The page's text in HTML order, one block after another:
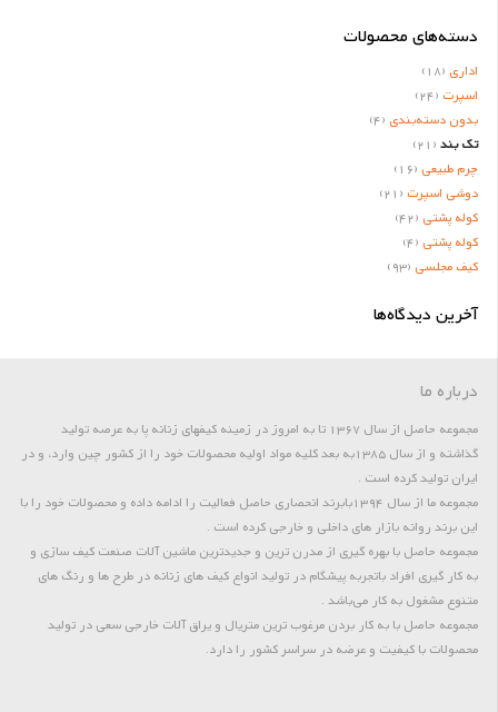
دسته‌های محصولات
اداری (18)
اسپرت (24)
بدون دسته‌بندی (4)
تک بند (21)
چرم طبیعی (16)
دوشی اسپرت (21)
کوله پشتی (42)
کوله پشتی (4)
کیف مجلسی (93)
آخرین دیدگاه‌ها
درباره ما
مجموعه حاصل از سال 1367 تا به امروز در زمینه کیفهای زنانه پا به عرصه تولید
گذاشته و از سال 1385به بعد کلیه مواد اولیه محصولات خود را از کشور چین وارد، و در
ایران تولید کرده است .
مجموعه ما از سال 1394بابرند انحصاری حاصل فعالیت را ادامه داده و محصولات خود را با
این برند روانه بازار های داخلی و خارجی کرده است .
مجموعه حاصل با بهره گیری از مدرن ترین و جدیدترین ماشین آلات صنعت کیف سازی و
به کار گیری افراد باتجربه پیشگام در تولید انواع کیف های زنانه در طرح ها و رنگ های
متنوع مشغول به کار می‌باشد .
مجموعه حاصل با به کار بردن مرغوب ترین متریال و یراق آلات خارجی سعی در تولید
محصولات با کیفیت و عرضه در سراسر کشور را دارد.